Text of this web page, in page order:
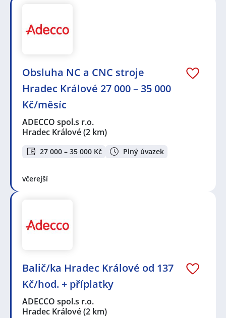
Obsluha NC a CNC stroje
Hradec Králové 27 000 – 35 000
Kč/měsíc
ADECCO spol.s r.o.
Hradec Králové(2 km)
27 000 – 35 000 Kč Plný úvazek
včerejší
Balič/ka Hradec Králové od 137
Kč/hod. + příplatky
ADECCO spol.s r.o.
Hradec Králové(2 km)